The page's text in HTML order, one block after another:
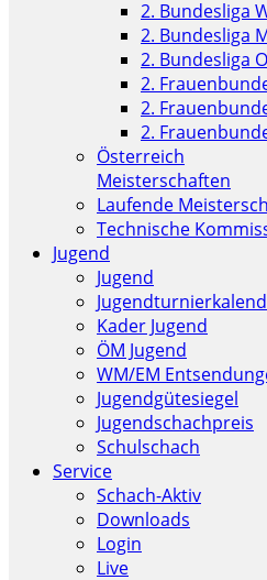
2. Bundesliga
2. Bundesliga
2. Bundesliga
2.
2.
2.
Österreich
Meisterschaften
Laufende
Technische
Jugend
Jugend
Kader Jugend
ÖM Jugend
WM/EM
Jugendgütesiegel
Jugendschachpreis
Schulschach
Service
Schach-Aktiv
Downloads
Login
Live